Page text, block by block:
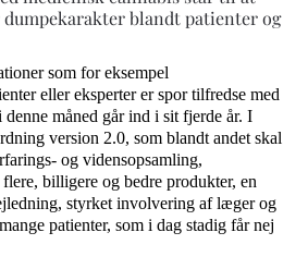
dumpekarakter blandt patienter og
som for eksempel
eller eksperter er spor tilfredse med
måned går ind i sit fjerde år. I
version 2.0, som blandt andet skal
og vidensopsamling,
billigere og bedre produkter, en
styrket involvering af læger og
patienter, som i dag stadig får nej